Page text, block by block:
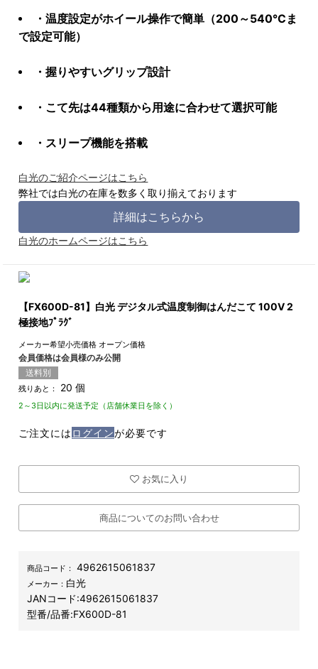
・温度設定がホイール操作で簡単（200～540℃ま
で設定可能）
・握りやすいグリップ設計
・こて先は44種類から用途に合わせて選択可能
・スリープ機能を搭載
白光のご紹介ページはこちら
弊社では白光の在庫を数多く取り揃えております
詳細はこちらから
白光のホームページはこちら
【FX600D-81】白光 デジタル式温度制御はんだこて 100V 2
極接地ﾌﾟﾗｸﾞ
メーカー希望小売価格 オープン価格
会員価格は会員様のみ公開
送料別
残りあと： 20 個
2～3日以内に発送予定（店舗休業日を除く）
ご注文には ログインが必要です
お気に入り
商品についてのお問い合わせ
商品コード： 4962615061837
メーカー： 白光
JANコード:4962615061837
型番/品番:FX600D-81